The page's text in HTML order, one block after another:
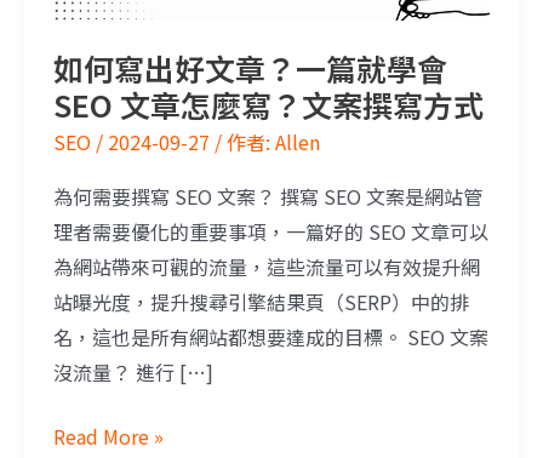
如何寫出好文章？一篇就學會
SEO 文章怎麼寫？文案撰寫方式
SEO / 2024-09-27 / 作者: Allen
為何需要撰寫 SEO 文案？ 撰寫 SEO 文案是網站管
理者需要優化的重要事項，一篇好的 SEO 文章可以
為網站帶來可觀的流量，這些流量可以有效提升網
站曝光度，提升搜尋引擎結果頁（SERP）中的排
名，這也是所有網站都想要達成的目標。 SEO 文案
沒流量？ 進行 […]
Read More »